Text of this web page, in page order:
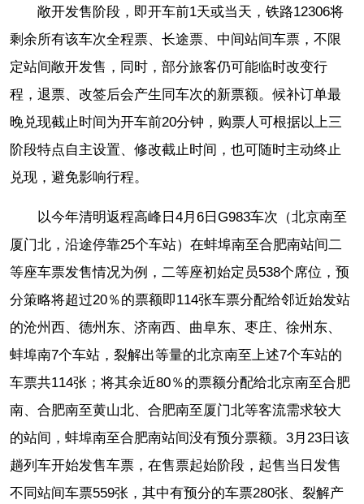
敞开发售阶段，即开车前1天或当天，铁路12306将
剩余所有该车次全程票、长途票、中间站间车票，不限
定站间敞开发售，同时，部分旅客仍可能临时改变行
程，退票、改签后会产生同车次的新票额。候补订单最
晚兑现截止时间为开车前20分钟，购票人可根据以上三
阶段特点自主设置、修改截止时间，也可随时主动终止
兑现，避免影响行程。
以今年清明返程高峰日4月6日G983车次（北京南至
厦门北，沿途停靠25个车站）在蚌埠南至合肥南站间二
等座车票发售情况为例，二等座初始定员538个席位，预
分策略将超过20％的票额即114张车票分配给邻近始发站
的沧州西、德州东、济南西、曲阜东、枣庄、徐州东、
蚌埠南7个车站，裂解出等量的北京南至上述7个车站的
车票共114张；将其余近80％的票额分配给北京南至合肥
南、合肥南至黄山北、合肥南至厦门北等客流需求较大
的站间，蚌埠南至合肥南站间没有预分票额。3月23日该
趟列车开始发售车票，在售票起始阶段，起售当日发售
不同站间车票559张，其中有预分的车票280张、裂解产